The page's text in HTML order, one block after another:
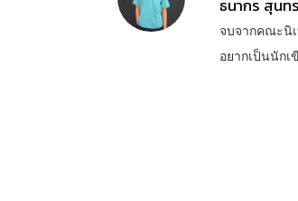
ธนากร สุนทร
จบจากคณะนิ
อยากเป็นนัก